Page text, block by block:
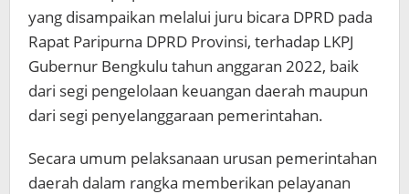
yang disampaikan melalui juru bicara DPRD pada
Rapat Paripurna DPRD Provinsi, terhadap LKPJ
Gubernur Bengkulu tahun anggaran 2022, baik
dari segi pengelolaan keuangan daerah maupun
dari segi penyelanggaraan pemerintahan.
Secara umum pelaksanaan urusan pemerintahan
daerah dalam rangka memberikan pelayanan